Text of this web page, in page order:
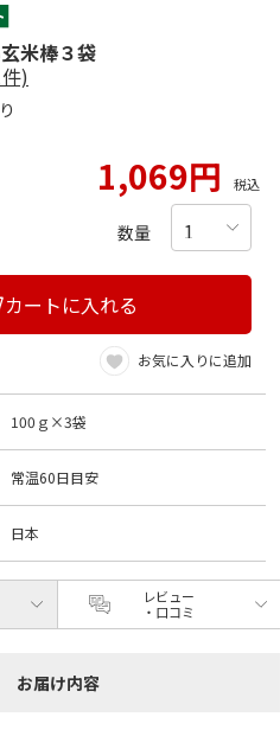
米棒３袋
)
1,069円 税込
数量
カートに入れる
お気に入りに追加
100ｇ×3袋
常温60日目安
日本
レビュー
・口コミ
お届け内容